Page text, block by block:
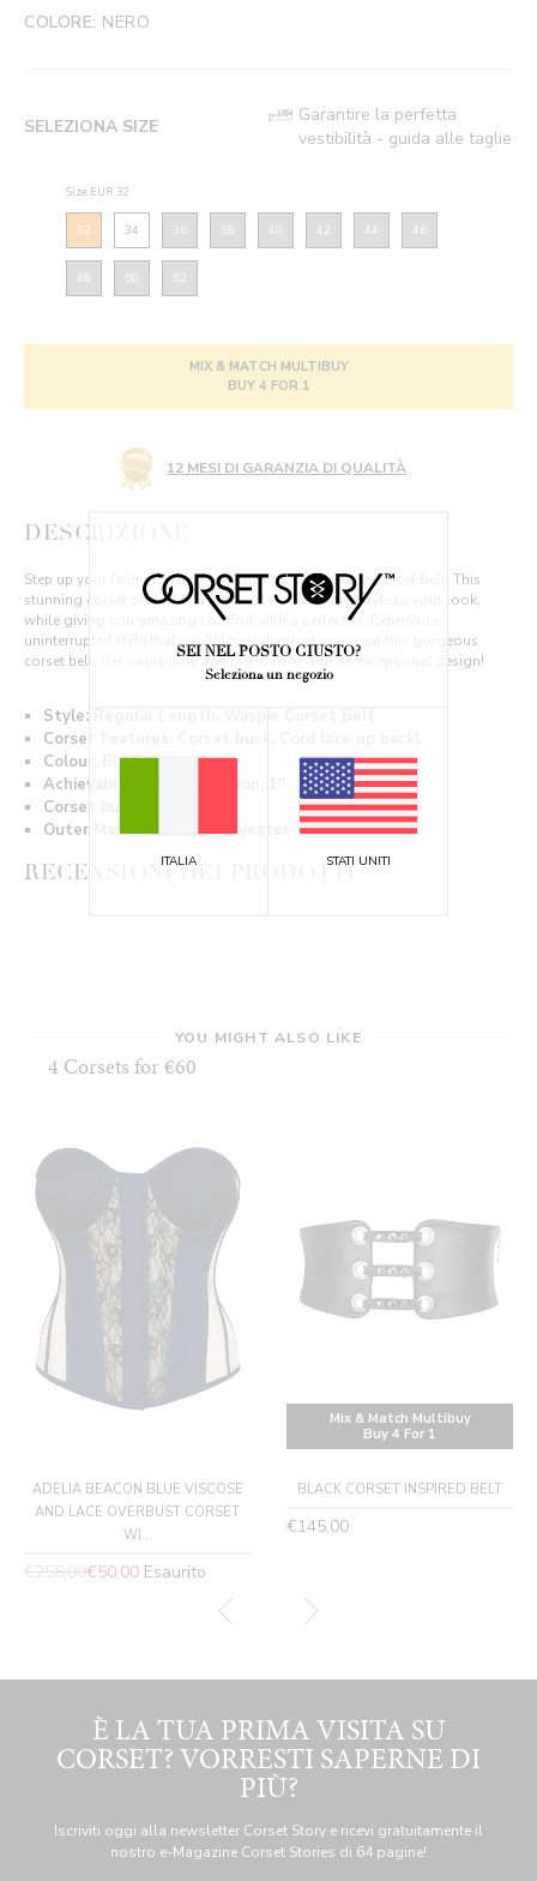
COLORE: NERO
SELEZIONA SIZE
Garantire la perfetta
vestibilità - guida alle taglie
Size: EUR 32
32 34 36 38 40 42 44 46
48 50 52
MIX & MATCH MULTIBUY
BUY 4 FOR 1
12 MESI DI GARANZIA DI QUALITÀ
DESCRIZIONE
Step up your fashion game with the PVC Cage Black Corset Belt! This
stunning corset belt adds a touch of elegance and style to your look,
while giving you amazing comfort with a perfect fit. Experience
uninterrupted style that you'll love whenever you wear this gorgeous
corset belt. Get yours now and fall in love with its exceptional design!
Style: Regular Length, Waspie Corset Belt
Corset Features: Corset busk, Cord lace up backl
Colour: Black
Achievable Waist Reduction: 1"
Corset busk
Outer Material:
100% Polyester
RECENSIONI DEI PRODOTTI
YOU MIGHT ALSO LIKE
4 Corsets for €60
ADELIA BEACON BLUE VISCOSE
AND LACE OVERBUST CORSET
WI...
Prezzo
€50,00
€256,00 Esaurito
Mix & Match Multibuy
Buy 4 For 1
BLACK CORSET INSPIRED BELT
Prezzo
€145,00
È LA TUA PRIMA VISITA SU
CORSET? VORRESTI SAPERNE DI
PIÙ?
Iscriviti oggi alla newsletter Corset Story e ricevi gratuitamente il
nostro e-Magazine Corset Stories di 64 pagine!
SEI NEL POSTO GIUSTO?
Seleziona un negozio
ITALIA STATI UNITI